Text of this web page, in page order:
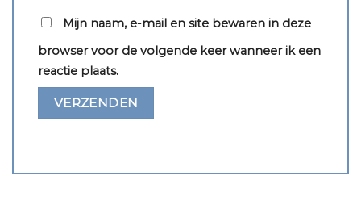
Mijn naam, e-mail en site bewaren in deze
browser voor de volgende keer wanneer ik een
reactie plaats.